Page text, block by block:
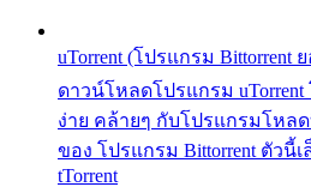
uTorrent (โปรแกรม Bittorrent
ดาวน์โหลดโปรแกรม uTorrent
ง่าย คล้ายๆ กับโปรแกรมโหล
ของ โปรแกรม Bittorrent ตัวนี้
tTorrent